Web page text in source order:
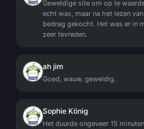
Geweldige site om op te
echt was, maar na het lezen
bedrag gekocht. Het was er in
zeer tevreden.
ah jim
Goed, wauw, geweldig.
Sophie König
Het duurde ongeveer 15